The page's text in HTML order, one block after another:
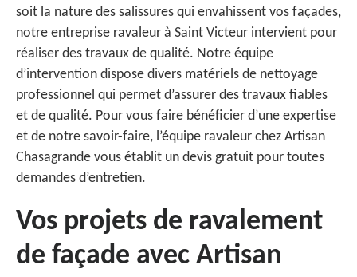
soit la nature des salissures qui envahissent vos façades,
notre entreprise ravaleur à Saint Victeur intervient pour
réaliser des travaux de qualité. Notre équipe
d’intervention dispose divers matériels de nettoyage
professionnel qui permet d’assurer des travaux fiables
et de qualité. Pour vous faire bénéficier d’une expertise
et de notre savoir-faire, l’équipe ravaleur chez Artisan
Chasagrande vous établit un devis gratuit pour toutes
demandes d’entretien.
Vos projets de ravalement
de façade avec Artisan